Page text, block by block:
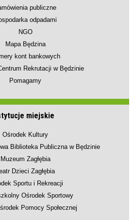
publiczne
odpadami
NGO
Mapa Będzina
kont bankowych
Rekrutacji w Będzinie
Pomagamy
miejskie
Ośrodek Kultury
Biblioteka Publiczna w Będzinie
Muzeum Zagłębia
Dzieci Zagłębia
Sportu i Rekreacji
Ośrodek Sportowy
Pomocy Społecznej